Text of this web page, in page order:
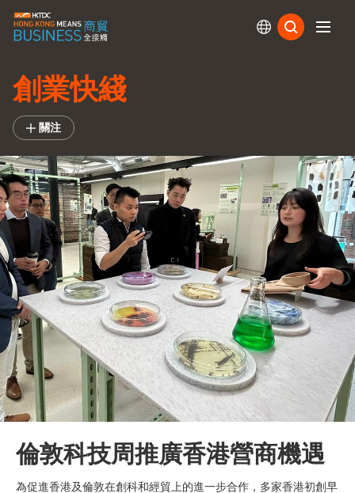
創業快綫
關注
倫敦科技周推廣香港營商機遇
為促進香港及倫敦在創科和經貿上的進一步合作，多家香港初創早